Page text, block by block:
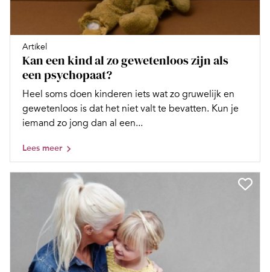
Artikel
Kan een kind al zo gewetenloos zijn als
een psychopaat?
Heel soms doen kinderen iets wat zo gruwelijk en
gewetenloos is dat het niet valt te bevatten. Kun je
iemand zo jong dan al een...
Lees meer